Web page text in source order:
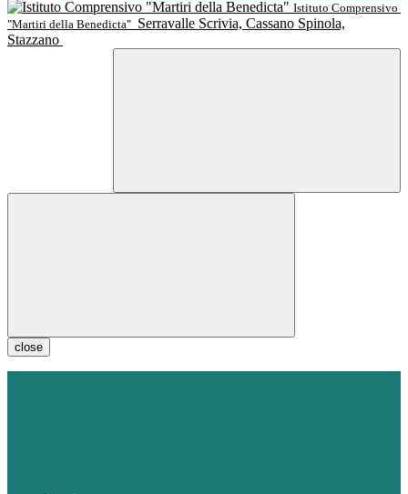
Istituto Comprensivo
"Martiri della Benedicta" Serravalle Scrivia, Cassano Spinola,
Stazzano
close